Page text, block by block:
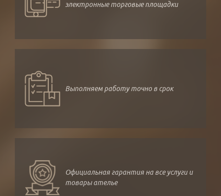
электронные торговые площадки
Выполняем работу точно в срок
Официальная гарантия на все услуги и
товары ателье